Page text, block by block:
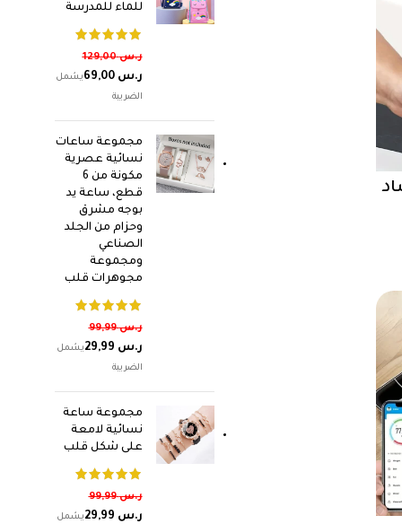
للماء للمدرسة
ر.س129,00
ر.س 69,00
مجموعة ساعات
نسائية عصرية
مكونة من 6
قطع، ساعة يد
بوجه مشرق
وحزام من الجلد
الصناعي
ومجموعة
مجوهرات قلب
ر.س99,99
ر.س
مجموعة ساعة
نسائية لامعة
على شكل قلب
ر.س99,99
ر.س